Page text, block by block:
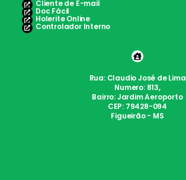
Cliente de E-mail
Doc Fácil
Holerite Online
Controlador Interno
Rua: Claudio José de Lima
Numero: 813,
Bairro: Jardim Aeroporto
CEP: 79428-094
Figueirão - MS